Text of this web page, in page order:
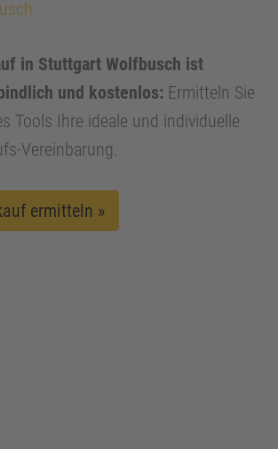
in Stuttgart Wolfbusch ist
und kostenlos: Ermitteln Sie
Tools Ihre ideale und individuelle
Vereinbarung.
ermitteln »